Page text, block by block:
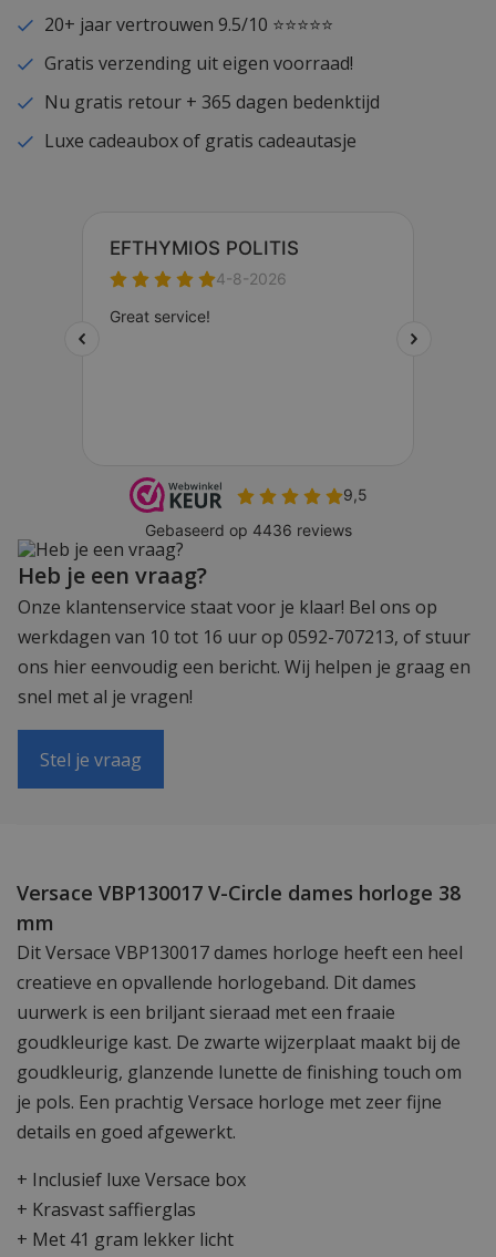
20+ jaar vertrouwen 9.5/10 ⭐⭐⭐⭐⭐
Gratis verzending uit eigen voorraad!
Nu gratis retour + 365 dagen bedenktijd
Luxe cadeaubox of gratis cadeautasje
Heb je een vraag?
Onze klantenservice staat voor je klaar! Bel ons op
werkdagen van 10 tot 16 uur op 0592-707213, of stuur
ons hier eenvoudig een bericht. Wij helpen je graag en
snel met al je vragen!
Stel je vraag
Versace VBP130017 V-Circle dames horloge 38
mm
Dit Versace VBP130017 dames horloge heeft een heel
creatieve en opvallende horlogeband. Dit dames
uurwerk is een briljant sieraad met een fraaie
goudkleurige kast. De zwarte wijzerplaat maakt bij de
goudkleurig, glanzende lunette de finishing touch om
je pols. Een prachtig Versace horloge met zeer fijne
details en goed afgewerkt.
+ Inclusief luxe Versace box
+ Krasvast saffierglas
+ Met 41 gram lekker licht